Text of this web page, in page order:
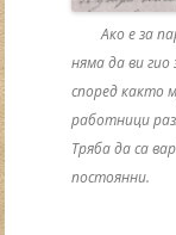
Ако е за
няма да ви
според както
работници
Тряба да са
постоянни.